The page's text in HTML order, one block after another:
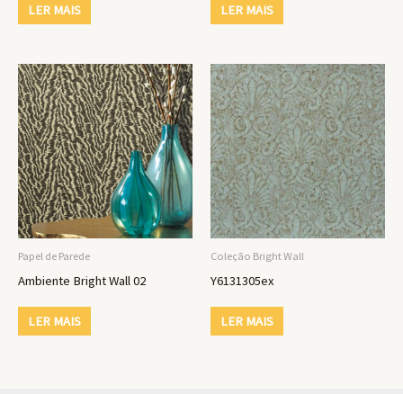
LER MAIS LER MAIS
Papel de Parede
Ambiente Bright Wall 02
LER MAIS
Coleção Bright Wall
Y6131305ex
LER MAIS